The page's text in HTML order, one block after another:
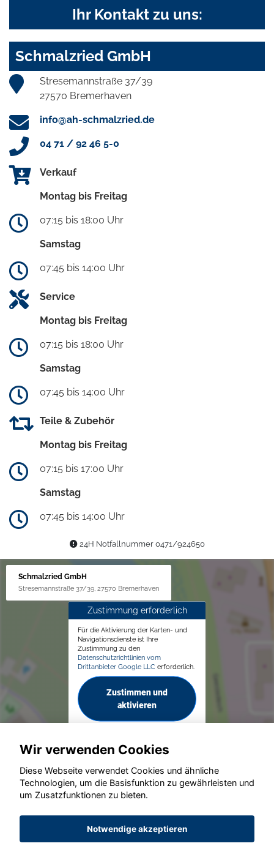
Ihr Kontakt zu uns:
Schmalzried GmbH
Stresemannstraße 37/39
27570 Bremerhaven
info@ah-schmalzried.de
04 71 / 92 46 5-0
Verkauf
Montag bis Freitag
07:15 bis 18:00 Uhr
Samstag
07:45 bis 14:00 Uhr
Service
Montag bis Freitag
07:15 bis 18:00 Uhr
Samstag
07:45 bis 14:00 Uhr
Teile & Zubehör
Montag bis Freitag
07:15 bis 17:00 Uhr
Samstag
07:45 bis 14:00 Uhr
24H Notfallnummer 0471/924650
Schmalzried GmbH
Stresemannstraße 37/39, 27570 Bremerhaven
Zustimmung erforderlich
Für die Aktivierung der Karten- und
Navigationsdienste ist Ihre
Zustimmung zu den
Datenschutzrichtlinien vom
Drittanbieter Google LLC erforderlich.
Zustimmen und
aktivieren
© konjunkturmotor.de GmbH 2020 - 2026
Wir verwenden Cookies
Diese Webseite verwendet Cookies und ähnliche
Technologien, um die Basisfunktion zu gewährleisten und
um Zusatzfunktionen zu bieten.
Notwendige akzeptieren